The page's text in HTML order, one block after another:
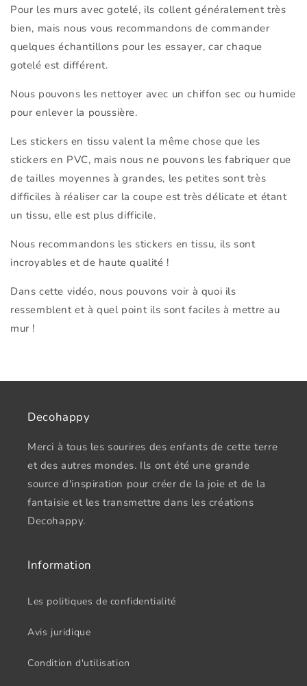
Pour les murs avec gotelé, ils collent généralement très
bien, mais nous vous recommandons de commander
quelques échantillons pour les essayer, car chaque
gotelé est différent.
Nous pouvons les nettoyer avec un chiffon sec ou humide
pour enlever la poussière.
Les stickers en tissu valent la même chose que les
stickers en PVC, mais nous ne pouvons les fabriquer que
de tailles moyennes à grandes, les petites sont très
difficiles à réaliser car la coupe est très délicate et étant
un tissu, elle est plus difficile.
Nous recommandons les stickers en tissu, ils sont
incroyables et de haute qualité !
Dans cette vidéo, nous pouvons voir à quoi ils
ressemblent et à quel point ils sont faciles à mettre au
mur !
Decohappy
Merci à tous les sourires des enfants de cette terre
et des autres mondes. Ils ont été une grande
source d'inspiration pour créer de la joie et de la
fantaisie et les transmettre dans les créations
Decohappy.
Information
Les politiques de confidentialité
Avis juridique
Condition d'utilisation